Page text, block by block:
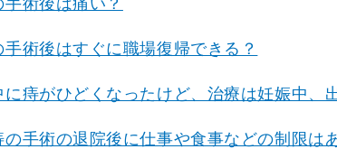
手術後はすぐに職場復帰できる？
に痔がひどくなったけど、治療は妊娠中、
の手術の退院後に仕事や食事などの制限は